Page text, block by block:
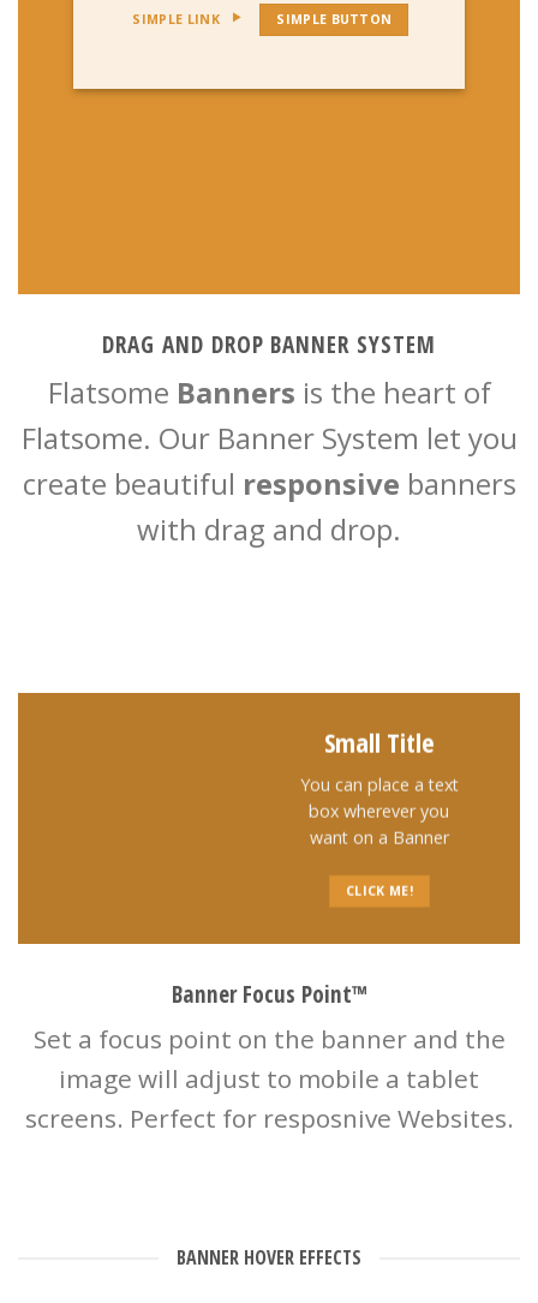
SIMPLE LINK SIMPLE BUTTON
DRAG AND DROP BANNER SYSTEM
Flatsome Banners is the heart of
Flatsome. Our Banner System let you
create beautiful responsive banners
with drag and drop.
Small Title
You can place a text
box wherever you
want on a Banner
CLICK ME!
Banner Focus Point™
Set a focus point on the banner and the
image will adjust to mobile a tablet
screens. Perfect for resposnive Websites.
BANNER HOVER EFFECTS